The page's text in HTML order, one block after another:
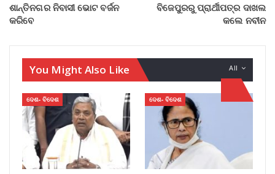
ଶାନ୍ତିନଗର ନିବାସୀ ଭୋଟ ବର୍ଜନ
କରିବେ
ବିଜେପୁରରୁ ପ୍ରାର୍ଥୀପତ୍ର ଦାଖଲ
କଲେ ନବୀନ
All
You Might Also Like
ଦେଶ- ବିଦେଶ ଦେଶ- ବିଦେଶ